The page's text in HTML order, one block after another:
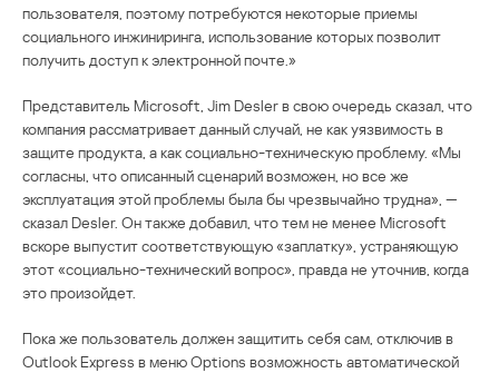
пользователя, поэтому потребуются некоторые приемы
социального инжиниринга, использование которых позволит
получить доступ к электронной почте.»
Представитель Microsoft, Jim Desler в свою очередь сказал, что
компания рассматривает данный случай, не как уязвимость в
защите продукта, а как социально-техническую проблему. «Мы
согласны, что описанный сценарий возможен, но все же
эксплуатация этой проблемы была бы чрезвычайно трудна», —
сказал Desler. Он также добавил, что тем не менее Microsoft
вскоре выпустит соответствующую «заплатку», устраняющую
этот «социально-технический вопрос», правда не уточнив, когда
это произойдет.
Пока же пользователь должен защитить себя сам, отключив в
Outlook Express в меню Options возможность автоматической